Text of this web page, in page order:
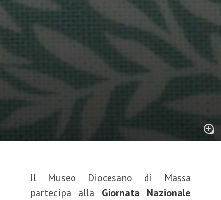
Il Museo Diocesano di Massa
partecipa alla Giornata Nazionale